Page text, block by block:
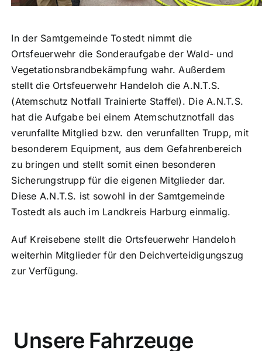
In der Samtgemeinde Tostedt nimmt die
Ortsfeuerwehr die Sonderaufgabe der Wald- und
Vegetationsbrandbekämpfung wahr. Außerdem
stellt die Ortsfeuerwehr Handeloh die A.N.T.S.
(Atemschutz Notfall Trainierte Staffel). Die A.N.T.S.
hat die Aufgabe bei einem Atemschutznotfall das
verunfallte Mitglied bzw. den verunfallten Trupp, mit
besonderem Equipment, aus dem Gefahrenbereich
zu bringen und stellt somit einen besonderen
Sicherungstrupp für die eigenen Mitglieder dar.
Diese A.N.T.S. ist sowohl in der Samtgemeinde
Tostedt als auch im Landkreis Harburg einmalig.
Auf Kreisebene stellt die Ortsfeuerwehr Handeloh
weiterhin Mitglieder für den Deichverteidigungszug
zur Verfügung.
Unsere Fahrzeuge